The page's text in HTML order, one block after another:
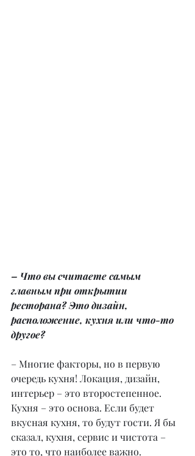
– Что вы считаете самым
главным при открытии
ресторана? Это дизайн,
расположение, кухня или что-то
другое?
– Многие факторы, но в первую
очередь кухня! Локация, дизайн,
интерьер – это второстепенное.
Кухня – это основа. Если будет
вкусная кухня, то будут гости. Я бы
сказал, кухня, сервис и чистота –
это то, что наиболее важно.